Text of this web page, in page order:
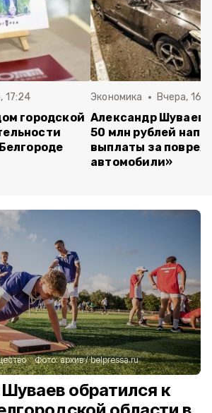
17:24
городской
Экономика Вчера,
Александр
50 млн рублей
выплаты за
автомобили»
Фото:архив / belpressa.ru
обратился к